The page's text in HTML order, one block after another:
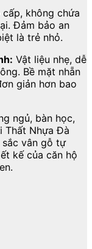
không chứa
Đảm bảo an
là trẻ nhỏ.
Vật liệu nhẹ, dễ
Bề mặt nhẵn
giản hơn bao
ngủ, bàn học,
Thất Nhựa Đà
sắc vân gỗ tự
kế của căn hộ